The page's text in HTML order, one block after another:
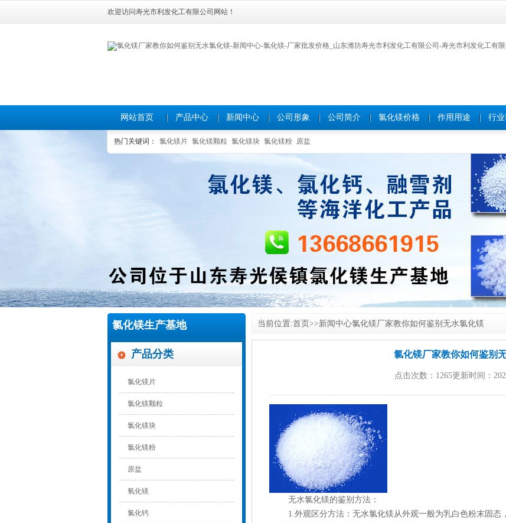
欢迎访问寿光市利发化工有限公司网站！
网站首页 产品中心 新闻中心 公司形象 公司简介 氯化镁价格 作用用途 行
热门关键词： 氯化镁片 氯化镁颗粒 氯化镁块 氯化镁粉 原盐
氯化镁生产基地
产品分类
氯化镁片
氯化镁颗粒
氯化镁块
氯化镁粉
原盐
氧化镁
氯化钙
当前位置:首页 >>新闻中心氯化镁厂家教你如何鉴别无水氯化镁
氯化镁厂家教你如何鉴别
点击次数：1265更新时间：
无水氯化镁的鉴别方法：
1.外观区分方法：无水氯化镁从外观一般为乳白色粉末固态